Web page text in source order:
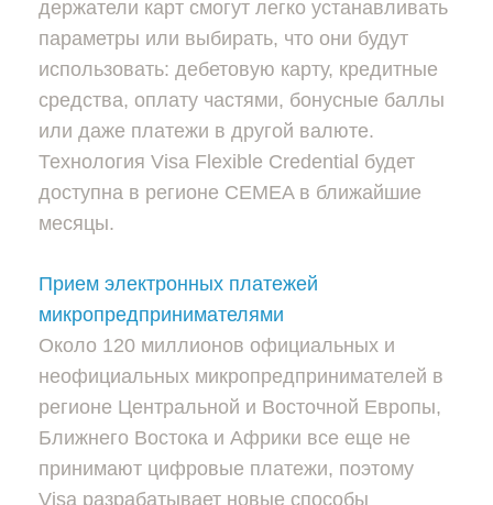
держатели карт смогут легко устанавливать
параметры или выбирать, что они будут
использовать: дебетовую карту, кредитные
средства, оплату частями, бонусные баллы
или даже платежи в другой валюте.
Технология Visa Flexible Credential будет
доступна в регионе CEMEA в ближайшие
месяцы.
Прием электронных платежей
микропредпринимателями
Около 120 миллионов официальных и
неофициальных микропредпринимателей в
регионе Центральной и Восточной Европы,
Ближнего Востока и Африки все еще не
принимают цифровые платежи, поэтому
Visa разрабатывает новые способы